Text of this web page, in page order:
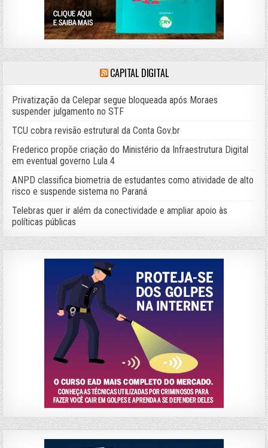
CAPITAL DIGITAL
Privatização da Celepar segue bloqueada após Moraes
suspender julgamento no STF
TCU cobra revisão estrutural da Conta Gov.br
Frederico propõe criação do Ministério da Infraestrutura Digital
em eventual governo Lula 4
ANPD classifica biometria de estudantes como atividade de alto
risco e suspende sistema no Paraná
Telebras quer ir além da conectividade e ampliar apoio às
políticas públicas